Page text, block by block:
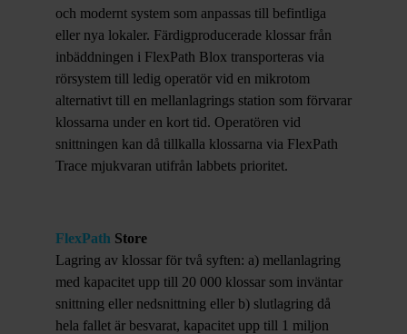
och modernt system som anpassas till befintliga
eller nya lokaler. Färdigproducerade klossar från
inbäddningen i FlexPath Blox transporteras via
rörsystem till ledig operatör vid en mikrotom
alternativt till en mellanlagrings station som förvarar
klossarna under en kort tid. Operatören vid
snittningen kan då tillkalla klossarna via FlexPath
Trace mjukvaran utifrån labbets prioritet.
FlexPath Store
Lagring av klossar för två syften: a) mellanlagring
med kapacitet upp till 20 000 klossar som inväntar
snittning eller nedsnittning eller b) slutlagring då
hela fallet är besvarat, kapacitet upp till 1 miljon